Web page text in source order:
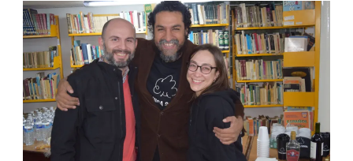
Cornejo